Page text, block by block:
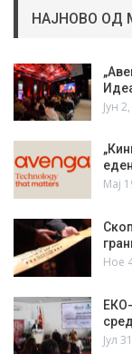
НАЈНОВО ОД
Јун
Мај
Ное
Јул